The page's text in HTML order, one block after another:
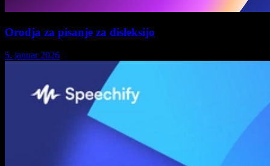
Orodja za pisanje za disleksijo
5. januar 2026